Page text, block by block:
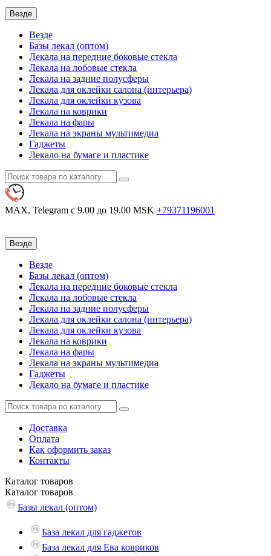
Везде
Везде
Базы лекал (оптом)
Лекала на передние боковые стекла
Лекала на лобовые стекла
Лекала на задние полусферы
Лекала для оклейки салона (интерьера)
Лекала для оклейки кузова
Лекала на коврики
Лекала на фары
Лекала на экраны мультимедиа
Гаджеты
Лекало на бумаге и пластике
MAX, Telegram с 9.00 до 19.00 MSK +79371196001
Везде
Везде
Базы лекал (оптом)
Лекала на передние боковые стекла
Лекала на лобовые стекла
Лекала на задние полусферы
Лекала для оклейки салона (интерьера)
Лекала для оклейки кузова
Лекала на коврики
Лекала на фары
Лекала на экраны мультимедиа
Гаджеты
Лекало на бумаге и пластике
Доставка
Оплата
Как оформить заказ
Контакты
Каталог товаров
Каталог товаров
Базы лекал (оптом)
База лекал для гаджетов
База лекал для Ева ковриков